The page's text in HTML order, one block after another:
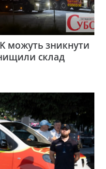
можуть зникнути
склад